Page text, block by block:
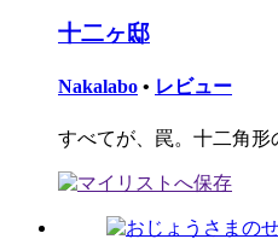
十二ヶ邸
Nakalabo • レビュー
すべてが、罠。十二角形